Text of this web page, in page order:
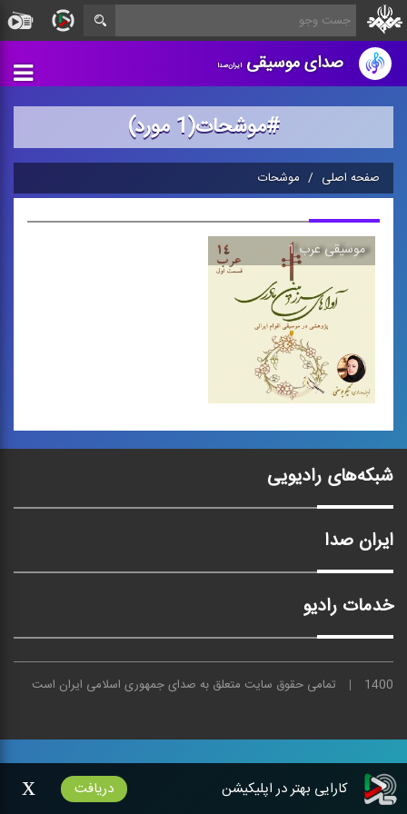
صدای موسیقیایران‌صدا
#موشحات(1 مورد)
صفحه اصلی موشحات
موسیقی عرب 1
موسیقی عرب 1
مجموعه كتاب‌هایی
بررسی ...
شبکه‌های رادیویی
ایران صدا
خدمات رادیو
1400 تمامی حقوق سایت متعلق به صدایجمهوری اسلامی ایران است
کارایی بهتر در اپلیکیشن دریافت x